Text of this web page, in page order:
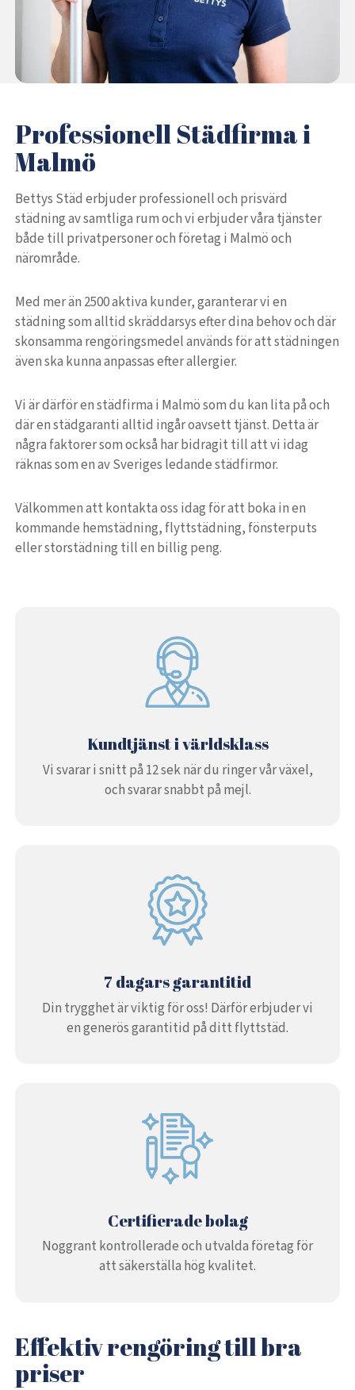
Professionell Städfirma i
Malmö
Bettys Städ erbjuder professionell och prisvärd
städning av samtliga rum och vi erbjuder våra tjänster
både till privatpersoner och företag i Malmö och
närområde.
Med mer än 2500 aktiva kunder, garanterar vi en
städning som alltid skräddarsys efter dina behov och där
skonsamma rengöringsmedel används för att städningen
även ska kunna anpassas efter allergier.
Vi är därför en städfirma i Malmö som du kan lita på och
där en städgaranti alltid ingår oavsett tjänst. Detta är
några faktorer som också har bidragit till att vi idag
räknas som en av Sveriges ledande städfirmor.
Välkommen att kontakta oss idag för att boka in en
kommande hemstädning, flyttstädning, fönsterputs
eller storstädning till en billig peng.
Kundtjänst i världsklass
Vi svarar i snitt på 12 sek när du ringer vår växel,
och svarar snabbt på mejl.
7 dagars garantitid
Din trygghet är viktig för oss! Därför erbjuder vi
en generös garantitid på ditt flyttstäd.
Certifierade bolag
Noggrant kontrollerade och utvalda företag för
att säkerställa hög kvalitet.
Effektiv rengöring till bra
priser